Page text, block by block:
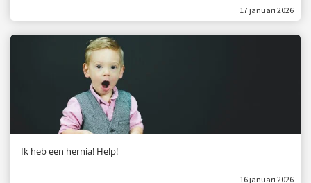
17 januari 2026
Ik heb een hernia! Help!
16 januari 2026